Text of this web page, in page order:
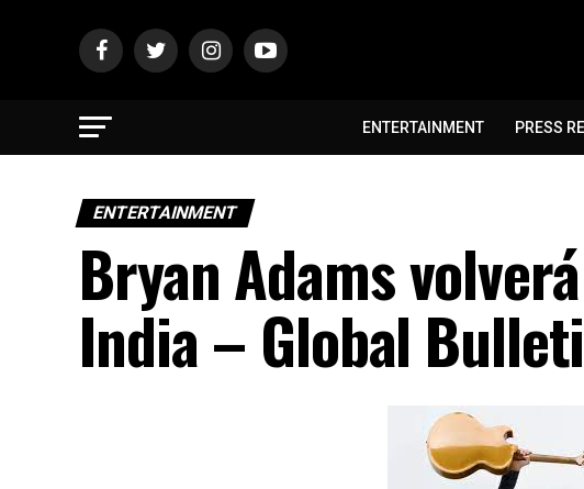
ENTERTAINMENT PRESS
ENTERTAINMENT
Bryan Adams
India – Global